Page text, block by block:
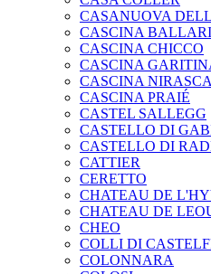
CASANUOVA
CASCINA
CASCINA CHICCO
CASCINA
CASCINA NIRASCA
CASCINA PRAIÉ
CASTEL SALLEGG
CASTELLO DI
CASTELLO DI
CATTIER
CERETTO
CHATEAU DE
CHATEAU DE
CHEO
COLLI DI
COLONNARA